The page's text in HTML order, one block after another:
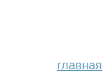
главная